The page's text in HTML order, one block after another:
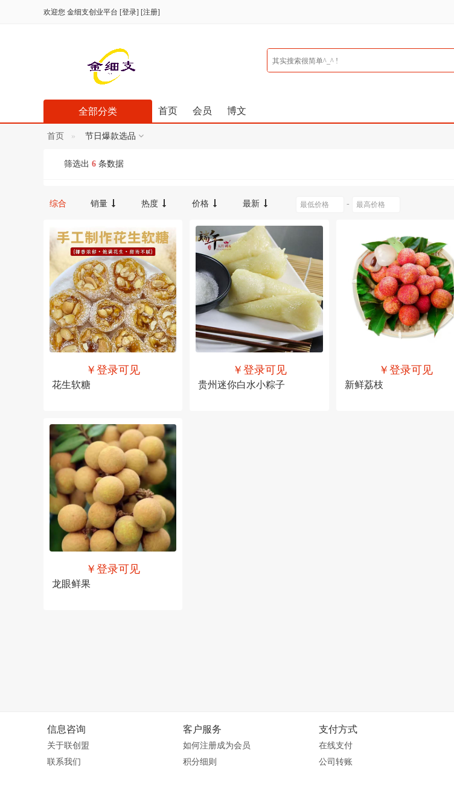
欢迎您 金细支创业平台 [登录] [注册]
首页 会员 博文
全部分类
首页 节日爆款选品
筛选出 6 条数据
综合 销量 热度 价格 最新 -
￥登录可见
花生软糖
售价 ￥登录可见
￥登录可见
贵州迷你白水小粽子
￥登录可见
新鲜荔枝
￥登录可见
龙眼鲜果
信息咨询
关于联创盟
联系我们
客户服务
如何注册成为会员
积分细则
支付方式
在线支付
公司转账